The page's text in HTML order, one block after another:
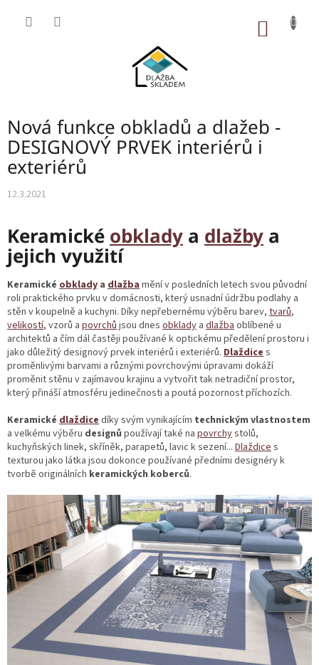
Nová funkce obkladů a dlažeb -
DESIGNOVÝ PRVEK interiérů i
exteriérů
12.3.2021
Keramické obklady a dlažby a
jejich využití
Keramické obklady a dlažba mění v posledních letech svou původní
roli praktického prvku v domácnosti, který usnadní údržbu podlahy a
stěn v koupelně a kuchyni. Díky nepřebernému výběru barev, tvarů,
velikostí, vzorů a povrchů jsou dnes obklady a dlažba oblíbené u
architektů a čím dál častěji používané k optickému předělení prostoru i
jako důležitý designový prvek interiérů i exteriérů. Dlaždice s
proměnlivými barvami a různými povrchovými úpravami dokáží
proměnit stěnu v zajímavou krajinu a vytvořit tak netradiční prostor,
který přináší atmosféru jedinečnosti a poutá pozornost příchozích.
Keramické dlaždice díky svým vynikajícím technickým vlastnostem
a velkému výběru designů používají také na povrchystolů,
kuchyňských linek, skříněk, parapetů, lavic k sezení... Dlaždice s
texturou jako látka jsou dokonce používané předními designéry k
tvorbě originálních keramických koberců.